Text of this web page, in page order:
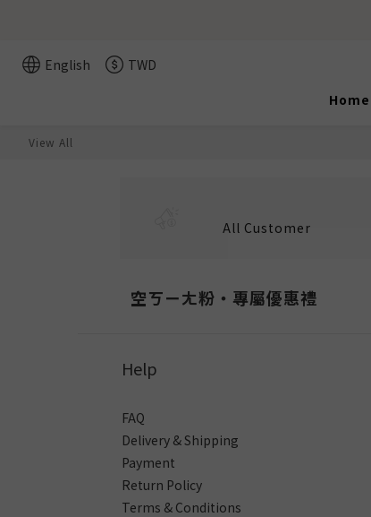
English
TWD
Home
View All
All Customer
空ㄎㄧㄤ粉‧專屬優惠禮
Help
FAQ
Delivery & Shipping
Payment
Return Policy
Terms & Conditions